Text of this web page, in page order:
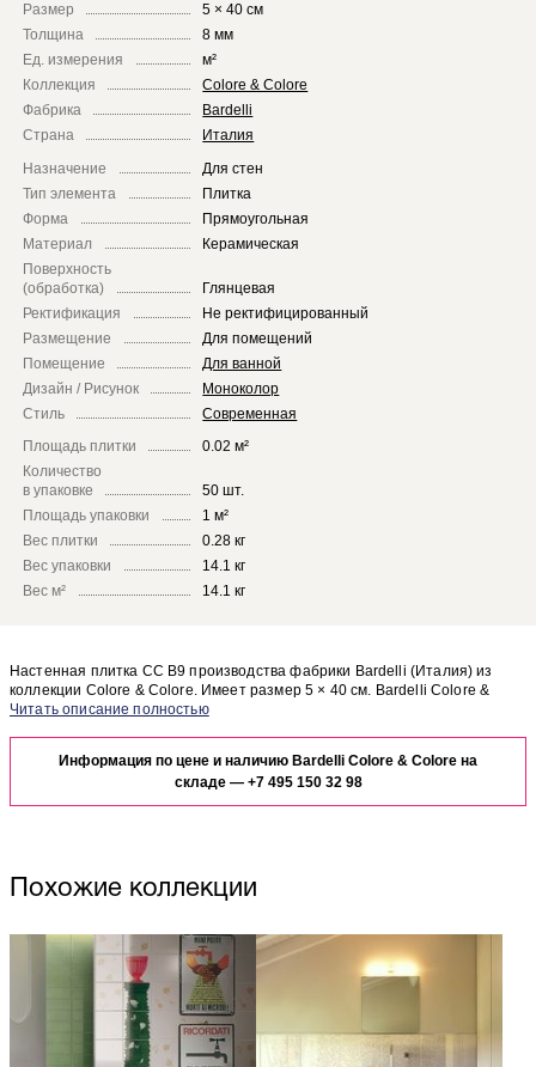
Размер
5 × 40 см
Толщина
8 мм
Ед. измерения
м²
Коллекция
Colore & Colore
Фабрика
Bardelli
Страна
Италия
Назначение
Для стен
Тип элемента
Плитка
Форма
Прямоугольная
Материал
Керамическая
Поверхность
(обработка)
Глянцевая
Ректификация
Не ректифицированный
Размещение
Для помещений
Помещение
Для ванной
Дизайн / Рисунок
Моноколор
Стиль
Современная
Площадь плитки
0.02 м²
Количество
в упаковке
50 шт.
Площадь упаковки
1 м²
Вес плитки
0.28 кг
Вес упаковки
14.1 кг
Вес м²
14.1 кг
Настенная плитка CC B9 производства фабрики Bardelli (Италия) из
коллекции Colore & Colore. Имеет размер 5 × 40 см. Bardelli Colore &
Colore CC B9 отлично сочетается с другими элементами коллекции
отделке Вашего помещения, закажите бесплатный дизайн-проект с
использованием элементов коллекции Bardelli Colore & Colore.
Информация по цене и наличию Bardelli Colore & Colore на
складе — +7 495 150 32 98
Похожие коллекции